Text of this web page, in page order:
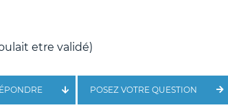
etre validé)
POSEZ VOTRE QUESTION